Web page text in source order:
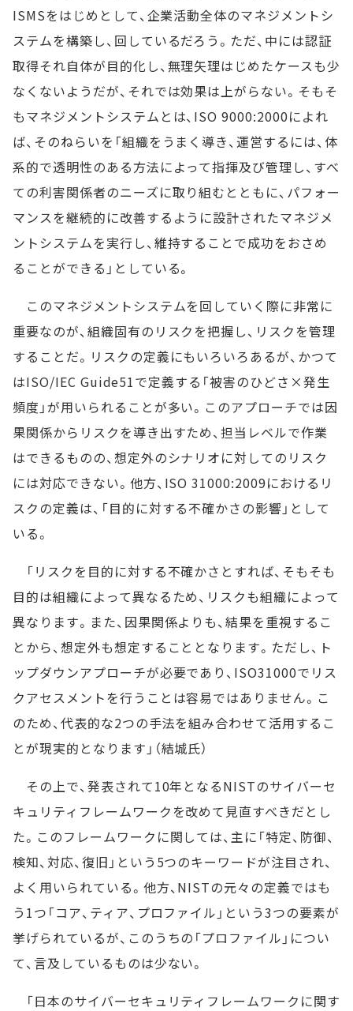
ISMSをはじめとして、企業活動全体のマネジメントシ
ステムを構築し、回しているだろう。ただ、中には認証
取得それ自体が目的化し、無理矢理はじめたケースも少
なくないようだが、それでは効果は上がらない。そもそ
もマネジメントシステムとは、ISO 9000:2000によれ
ば、そのねらいを「組織をうまく導き、運営するには、体
系的で透明性のある方法によって指揮及び管理し、すべ
ての利害関係者のニーズに取り組むとともに、パフォー
マンスを継続的に改善するように設計されたマネジメ
ントシステムを実行し、維持することで成功をおさめ
ることができる」としている。
このマネジメントシステムを回していく際に非常に
重要なのが、組織固有のリスクを把握し、リスクを管理
することだ。リスクの定義にもいろいろあるが、かつて
はISO/IEC Guide51で定義する「被害のひどさ×発生
頻度」が用いられることが多い。このアプローチでは因
果関係からリスクを導き出すため、担当レベルで作業
はできるものの、想定外のシナリオに対してのリスク
には対応できない。他方、ISO 31000:2009におけるリ
スクの定義は、「目的に対する不確かさの影響」として
いる。
「リスクを目的に対する不確かさとすれば、そもそも
目的は組織によって異なるため、リスクも組織によって
異なります。また、因果関係よりも、結果を重視するこ
とから、想定外も想定することとなります。ただし、ト
ップダウンアプローチが必要であり、ISO31000でリス
クアセスメントを行うことは容易ではありません。こ
のため、代表的な2つの手法を組み合わせて活用するこ
とが現実的となります」（結城氏）
その上で、発表されて10年となるNISTのサイバーセ
キュリティフレームワークを改めて見直すべきだとし
た。このフレームワークに関しては、主に「特定、防御、
検知、対応、復旧」という5つのキーワードが注目され、
よく用いられている。他方、NISTの元々の定義ではも
う1つ「コア、ティア、プロファイル」という3つの要素が
挙げられているが、このうちの「プロファイル」につい
て、言及しているものは少ない。
「日本のサイバーセキュリティフレームワークに関す